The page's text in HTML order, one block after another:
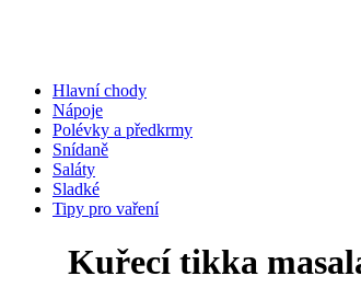
Hlavní chody
Nápoje
Polévky a předkrmy
Snídaně
Saláty
Sladké
Tipy pro vaření
Kuřecí tikka